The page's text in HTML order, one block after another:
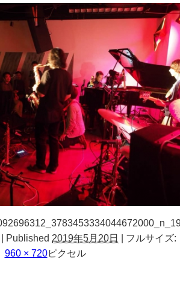
Published 2019年5月20日
フルサイズ:
960 × 720ピクセル